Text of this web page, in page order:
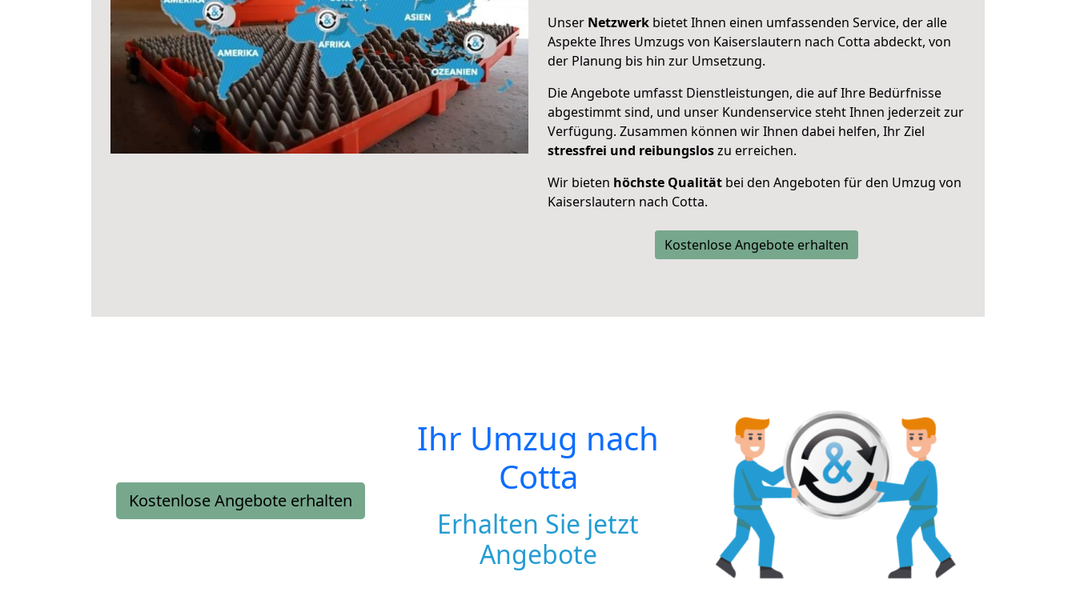
Unser Netzwerk bietet Ihnen einen umfassenden Service, der alle
Aspekte Ihres Umzugs von Kaiserslautern nach Cotta abdeckt, von
der Planung bis hin zur Umsetzung.
Die Angebote umfasst Dienstleistungen, die auf Ihre Bedürfnisse
abgestimmt sind, und unser Kundenservice steht Ihnen jederzeit zur
Verfügung. Zusammen können wir Ihnen dabei helfen, Ihr Ziel
stressfrei und reibungsloszu erreichen.
Wir bieten höchste Qualität bei den Angeboten für den Umzug von
Kaiserslautern nach Cotta.
Kostenlose Angebote erhalten
Kostenlose Angebote erhalten
Ihr Umzug nach
Cotta
Erhalten Sie jetzt
Angebote